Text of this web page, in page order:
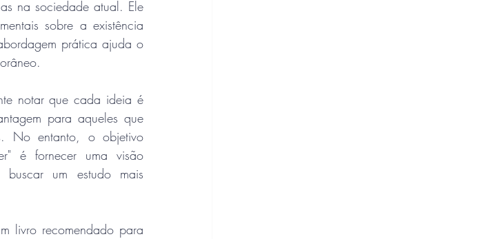
na sociedade atual. Ele
sobre a existência
prática ajuda o
notar que cada ideia é
para aqueles que
No entanto, o objetivo
é fornecer uma visão
um estudo mais
livro recomendado para